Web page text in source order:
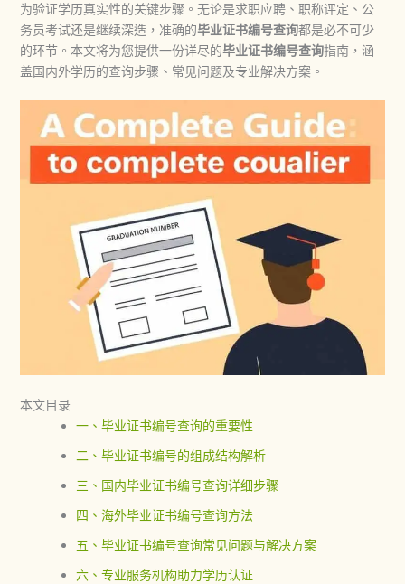
为验证学历真实性的关键步骤。无论是求职应聘、职称评定、公
务员考试还是继续深造，准确的毕业证书编号查询都是必不可少
的环节。本文将为您提供一份详尽的毕业证书编号查询指南，涵
盖国内外学历的查询步骤、常见问题及专业解决方案。
本文目录
一、毕业证书编号查询的重要性
二、毕业证书编号的组成结构解析
三、国内毕业证书编号查询详细步骤
四、海外毕业证书编号查询方法
五、毕业证书编号查询常见问题与解决方案
六、专业服务机构助力学历认证